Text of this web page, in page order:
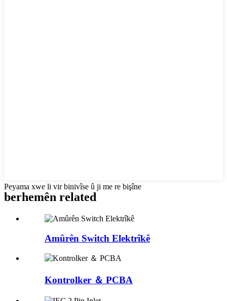
Peyama xwe li vir binivîse û ji me re bişîne
berhemên related
Amûrên Switch Elektrîkê
Kontrolker ＆ PCBA